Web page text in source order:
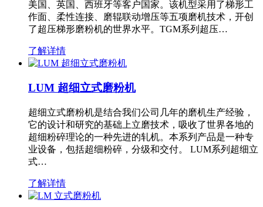
美国、英国、西班牙等客户国家。该机型采用了梯形工
作面、柔性连接、磨辊联动增压等五项磨机技术，开创
了超压梯形磨粉机的世界水平。TGM系列超压…
了解详情
LUM 超细立式磨粉机
超细立式磨粉机是结合我们公司几年的磨机生产经验，
它的设计和研究的基础上立磨技术，吸收了世界各地的
超细粉碎理论的一种先进的轧机。本系列产品是一种专
业设备，包括超细粉碎，分级和交付。 LUM系列超细立
式…
了解详情